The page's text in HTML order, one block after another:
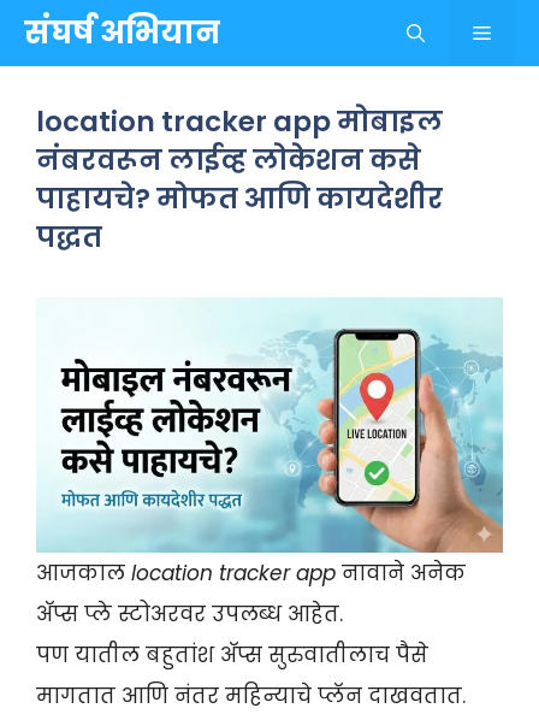
Skip
to
संघर्ष अभियान Menu
location tracker app मोबाइल
नंबरवरून लाईव्ह लोकेशन कसे
पाहायचे? मोफत आणि कायदेशीर
पद्धत
आजकाल location tracker app नावाने अनेक
अ‍ॅप्स प्ले स्टोअरवर उपलब्ध आहेत.
पण यातील बहुतांश अ‍ॅप्स सुरुवातीलाच पैसे
मागतात आणि नंतर महिन्याचे प्लॅन दाखवतात.